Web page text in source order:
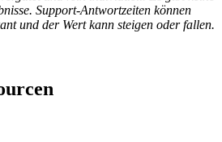
Support-Antwortzeiten können
und der Wert kann steigen oder fallen.